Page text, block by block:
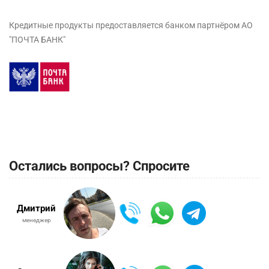
Кредитные продукты предоставляется банком партнёром АО
"ПОЧТА БАНК"
Остались вопросы? Спросите
Дмитрий
менеджер